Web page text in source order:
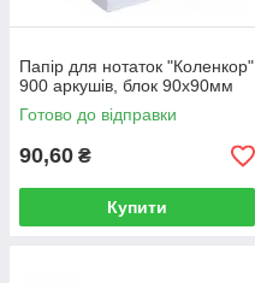
Папір для нотаток "Коленкор"
900 аркушів, блок 90х90мм
Готово до відправки
90,60 ₴
Купити